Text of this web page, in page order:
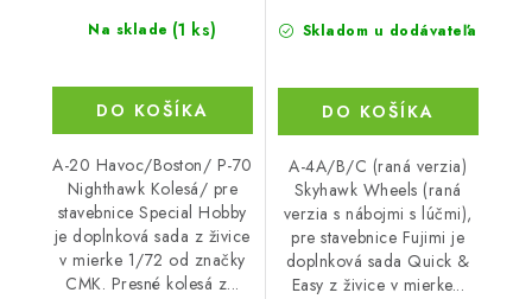
Na sklade (1 ks)
DO KOŠÍKA
A-20 Havoc/Boston/ P-70
Nighthawk Kolesá/ pre
stavebnice Special Hobby
je doplnková sada z živice
v mierke 1/72 od značky
CMK. Presné kolesá z...
Skladom u dodávateľa
DO KOŠÍKA
A-4A/B/C (raná verzia)
Skyhawk Wheels (raná
verzia s nábojmi s lúčmi),
pre stavebnice Fujimi je
doplnková sada Quick &
Easy z živice v mierke...